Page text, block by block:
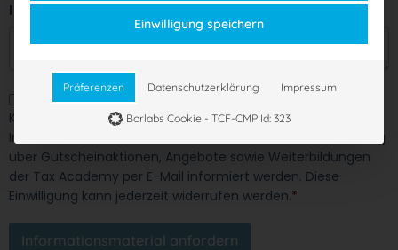
Ihre Anmerkung
Datenschutzbestimmungen sowie
habe ich zur
Kenntnis genommen bzw. akzeptiert und möchte weitere
Informationen zu den Kursen erhalten. Ich möchte zukünftig
über Gutscheinaktionen, Angebote sowie Weiterbildungen
der Tax Academy per E-Mail informiert werden. Diese
Einwilligung kann jederzeit widerrufen werden.*
Informationsmaterial anfordern
Einwilligung speichern
Präferenzen Datenschutzerklärung Impressum
Borlabs Cookie - TCF-CMP Id: 323